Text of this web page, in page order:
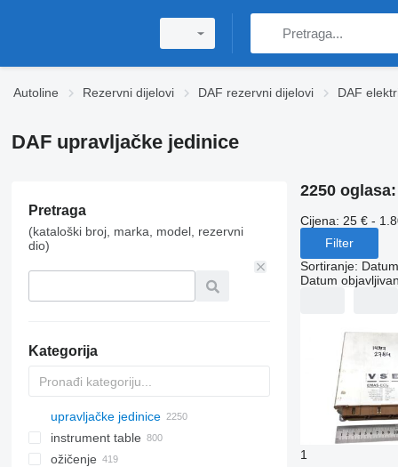
Autoline Rezervni dijelovi DAF rezervni dijelovi DAF
DAF upravljačke jedinice
Pretraga
(kataloški broj, marka, model, rezervni
dio)
Kategorija
upravljačke jedinice
instrument table
ožičenje
2250 oglasa:
Cijena: 25 € -
Filter
Sortiranje:
Datum
1